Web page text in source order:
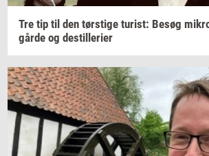
Tre tip til den tørsti­ge turist: Besøg
går­de og destil­le­ri­er